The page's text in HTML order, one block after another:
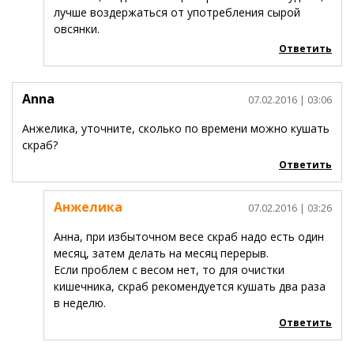
лучше воздержаться от употребления сырой
овсянки.
Ответить
Anna 07.02.2016 | 03:06
Анжелика, уточните, сколько по времени можно кушать
скраб?
Ответить
Анжелика 07.02.2016 | 03:26
Анна, при избыточном весе скраб надо есть один
месяц, затем делать на месяц перерыв.
Если проблем с весом нет, то для очистки
кишечника, скраб рекомендуется кушать два раза
в неделю.
Ответить